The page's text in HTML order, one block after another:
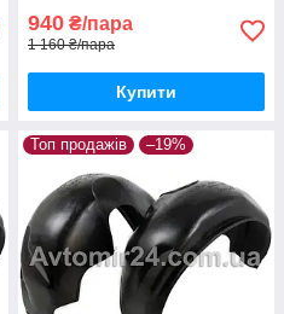
940 ₴/пара
1 160 ₴/пара
Купити
Топ продажів –19%